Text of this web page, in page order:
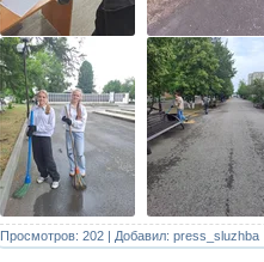
Просмотров: 202 | Добавил: press_sluzhba